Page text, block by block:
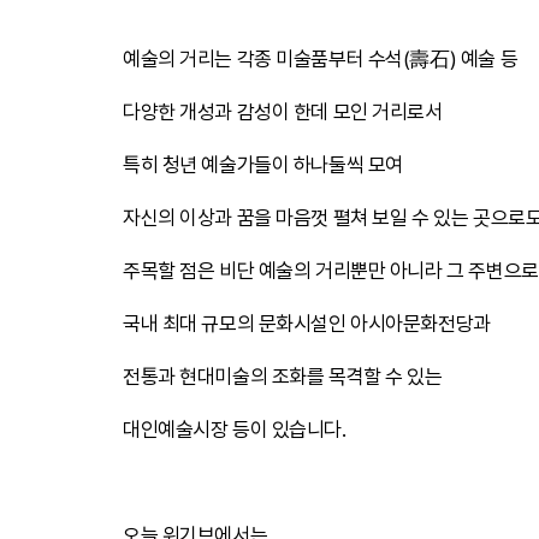
예술의 거리는 각종 미술품부터 수석(壽石) 예술 등
다양한 개성과 감성이 한데 모인 거리로서
특히 청년 예술가들이 하나둘씩 모여
자신의 이상과 꿈을 마음껏 펼쳐 보일 수 있는 곳으로
주목할 점은 비단 예술의 거리뿐만 아니라 그 주변으로
국내 최대 규모의 문화시설인 아시아문화전당과
전통과 현대미술의 조화를 목격할 수 있는
대인예술시장 등이 있습니다.